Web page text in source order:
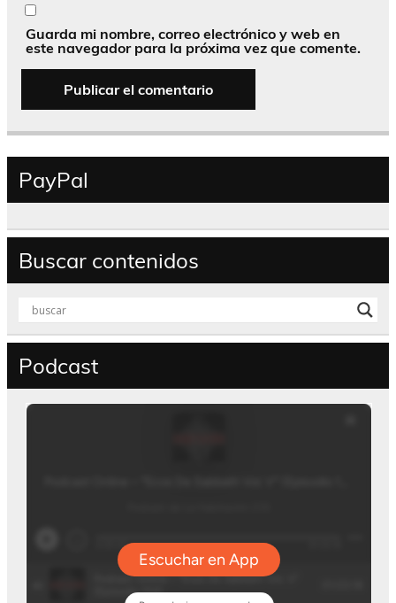
Guarda mi nombre, correo electrónico y web en
este navegador para la próxima vez que comente.
PayPal
Buscar contenidos
Podcast